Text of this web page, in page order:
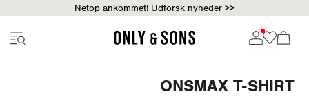
Netop ankommet! Udforsk nyheder >>
ONSMAX T-SHIRT